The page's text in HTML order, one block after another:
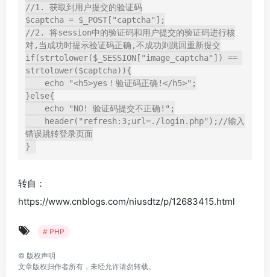
//1. 获取到用户提交的验证码
$captcha = $_POST["captcha"];
//2. 将session中的验证码和用户提交的验证码进行核
对,当成功时提示验证码正确,不成功则跳回重新提交
if(strtolower($_SESSION["image_captcha"]) ==
strtolower($captcha)){
}else{
错误跳转登录页面
}
转自：
https://www.cnblogs.com/niusdtz/p/12683415.html
# PHP
© 版权声明
文章版权归作者所有，未经允许请勿转载。